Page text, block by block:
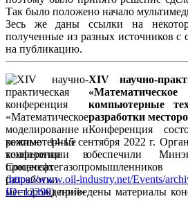
Так было положено начало
Зесь же даны ссылки на
полученные из разных источников с
на публикацию.
XIV научно-
компьютерные
разработки
Конференция
режиме 14-15 сентября 2022 г.
конференции обеспечили
(https://www.oil-industry.net/Events/
ID=12390) приведены материалы